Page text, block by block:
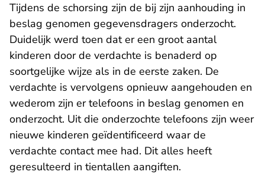
Tijdens de schorsing zijn de bij zijn aanhouding in
beslag genomen gegevensdragers onderzocht.
Duidelijk werd toen dat er een groot aantal
kinderen door de verdachte is benaderd op
soortgelijke wijze als in de eerste zaken. De
verdachte is vervolgens opnieuw aangehouden en
wederom zijn er telefoons in beslag genomen en
onderzocht. Uit die onderzochte telefoons zijn weer
nieuwe kinderen geïdentificeerd waar de
verdachte contact mee had. Dit alles heeft
geresulteerd in tientallen aangiften.